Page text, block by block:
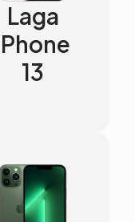
Laga
13